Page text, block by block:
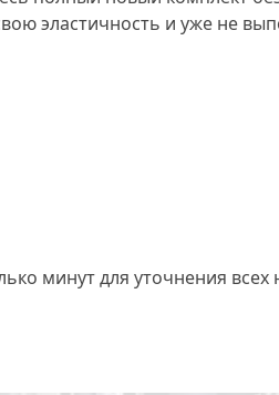
эластичность и уже не
минут для уточнения всех